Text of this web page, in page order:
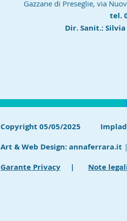
Gazzane di Preseglie, via
tel.
Dir. Sanit.: Silvia
Copyright 05/05/2025
Art & Web Design:annaferrara.it
Garante Privacy | Note